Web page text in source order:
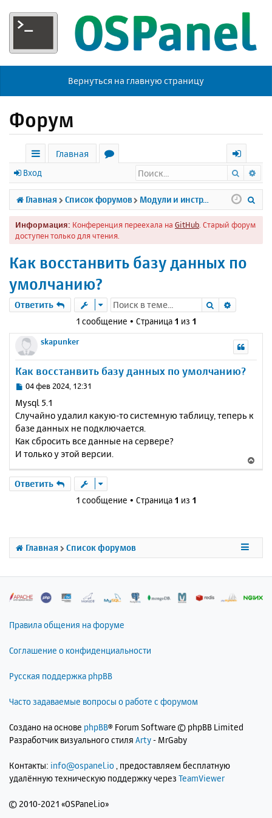
Вернуться на главную страницу
Форум
с
ы
л
к
Главная
р
у
м
х
о
д
Вход Поиск
Главная Список форумов Модули и инструменты
Информация: Конференция переехала на GitHub . Старый форум
доступен только для чтения.
Как восстанвить базу данных по
умолчанию?
Ответить Поиск
1 сообщение • Страница 1 из 1
skapunker
Как восстанвить базу данных по умолчанию?
С
о
б
щ
е
н
е
04 фев 2024, 12:31
Mysql 5.1
Случайно удалил какую-то системную таблицу, теперь к
базе данных не подключается.
Как сбросить все данные на сервере?
И только у этой версии.
е
с
н
ч
Ответить
1 сообщение • Страница 1 из 1
Главная Список форумов
Правила общения на форуме
Соглашение о конфиденциальности
Русская поддержка phpBB
Часто задаваемые вопросы о работе с форумом
Создано на основе phpBB® Forum Software © phpBB Limited
Разработчик визуального стиля Arty- MrGaby
Контакты: info@ospanel.io , предоставляем бесплатную
удалённую техническую поддержку через TeamViewer
© 2010-2021 «OSPanel.io»